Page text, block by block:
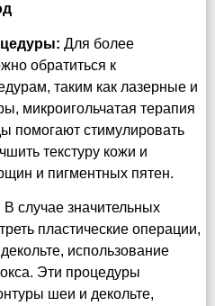
Для более
обратиться к
таким как лазерные и
микроигольчатая терапия
помогают стимулировать
текстуру кожи и
и пигментных пятен.
В случае значительных
пластические операции,
использование
Эти процедуры
шеи и декольте,